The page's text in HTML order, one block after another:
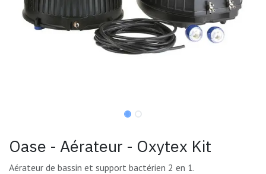
Oase - Aérateur - Oxytex Kit
Aérateur de bassin et support bactérien 2 en 1.